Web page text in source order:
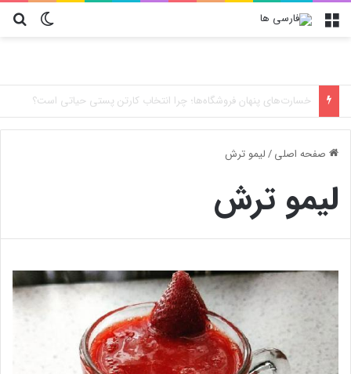
تغییر منو
ارورهای کولر گازی تراست
صفحه اصلی/لیمو ترش
لیمو ترش